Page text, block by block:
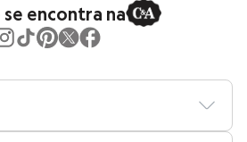
encontra na
CasacosModa PraiaModa Íntima